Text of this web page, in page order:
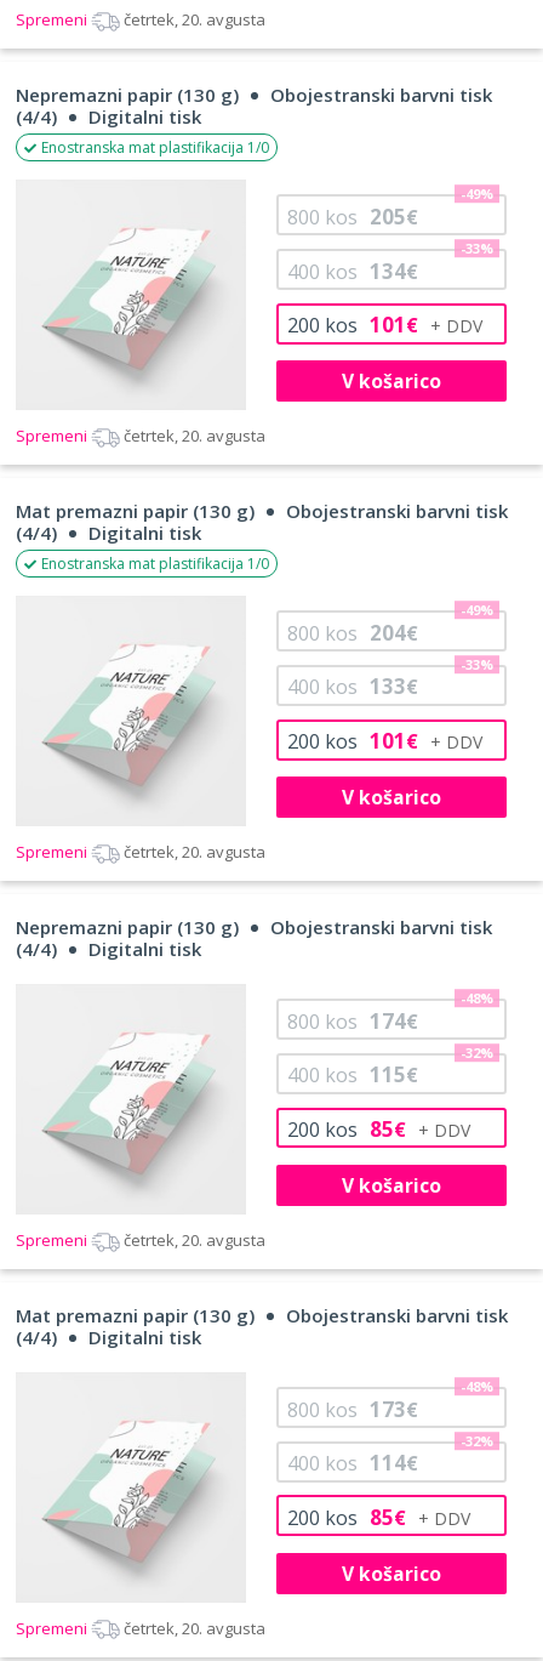
Spremeni četrtek, 20. avgusta
Nepremazni papir (130 g)
Obojestranski barvni tisk
(4/4)
Digitalni tisk
Enostranska mat plastifikacija 1/0
200 kos 101€
400 kos 134€
-33%
800 kos 205€
-49%
V košarico
Spremeni četrtek, 20. avgusta
Mat premazni papir (130 g)
Obojestranski barvni tisk
(4/4)
Digitalni tisk
Enostranska mat plastifikacija 1/0
200 kos 101€
400 kos 133€
-33%
800 kos 204€
-49%
V košarico
Spremeni četrtek, 20. avgusta
Nepremazni papir (130 g)
Obojestranski barvni tisk
(4/4)
Digitalni tisk
200 kos 85€
400 kos 115€
-32%
800 kos 174€
-48%
V košarico
Spremeni četrtek, 20. avgusta
Mat premazni papir (130 g)
Obojestranski barvni tisk
(4/4)
Digitalni tisk
200 kos 85€
400 kos 114€
-32%
800 kos 173€
-48%
V košarico
Spremeni četrtek, 20. avgusta